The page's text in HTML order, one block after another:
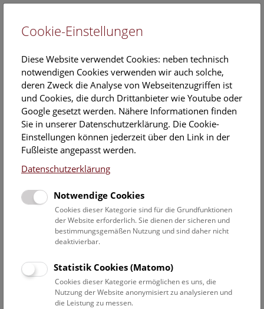
EN
Veranstaltungskalender
Informationen zu Gruppen,- Kindergarten- und
Schulprogrammen finden Siehier
Datumsfilter
26.8.2019
Datum auswählen
Erweiterte Suche
Cookie-Einstellungen
Diese Website verwendet Cookies: neben technisch
notwendigen Cookies verwenden wir auch solche,
deren Zweck die Analyse von Webseitenzugriffen ist
und Cookies, die durch Drittanbieter wie Youtube oder
Google gesetzt werden. Nähere Informationen finden
Sie in unserer Datenschutzerklärung. Die Cookie-
Einstellungen können jederzeit über den Link in der
Fußleiste angepasst werden.
Datenschutzerklärung
Notwendige Cookies
Cookies dieser Kategorie sind für die Grundfunktionen
der Website erforderlich. Sie dienen der sicheren und
bestimmungsgemäßen Nutzung und sind daher nicht
deaktivierbar.
Statistik Cookies (Matomo)
Cookies dieser Kategorie ermöglichen es uns, die
Nutzung der Website anonymisiert zu analysieren und
die Leistung zu messen.